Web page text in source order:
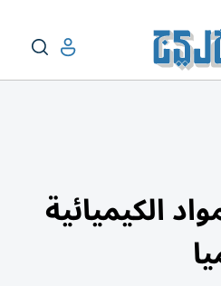
الكيميائية